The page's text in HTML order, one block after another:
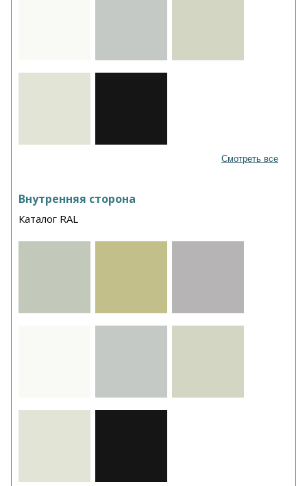
Смотреть все
Внутренняя сторона
Каталог RAL